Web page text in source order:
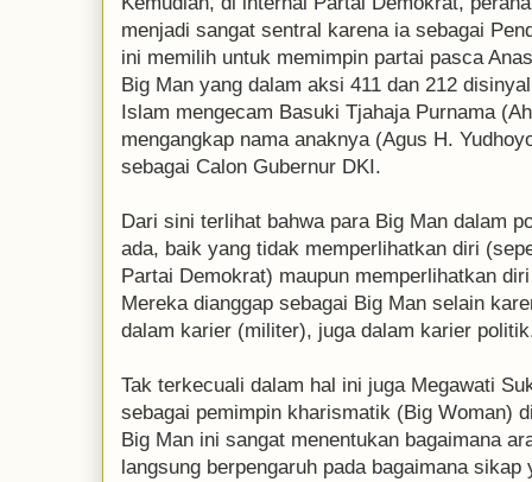
menjadi sangat sentral karena ia sebagai
ini memilih untuk memimpin partai pasca
Big Man yang dalam aksi 411 dan 212
Islam mengecam Basuki Tjahaja Purnama
mengangkap nama anaknya (Agus H.
sebagai Calon Gubernur DKI.
Dari sini terlihat bahwa para Big Man dalam
ada, baik yang tidak memperlihatkan diri
Partai Demokrat) maupun memperlihatkan
Mereka dianggap sebagai Big Man selain
dalam karier (militer), juga dalam karier
Tak terkecuali dalam hal ini juga Megawati
sebagai pemimpin kharismatik (Big Woman)
Big Man ini sangat menentukan bagaimana
langsung berpengaruh pada bagaimana